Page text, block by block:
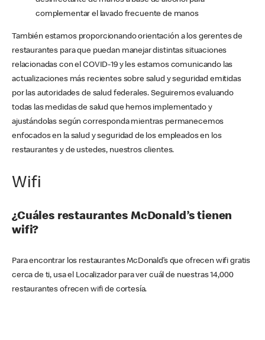
complementar el lavado frecuente de manos
También estamos proporcionando orientación a los gerentes de
restaurantes para que puedan manejar distintas situaciones
relacionadas con el COVID-19 y les estamos comunicando las
actualizaciones más recientes sobre salud y seguridad emitidas
por las autoridades de salud federales. Seguiremos evaluando
todas las medidas de salud que hemos implementado y
ajustándolas según corresponda mientras permanecemos
enfocados en la salud y seguridad de los empleados en los
restaurantes y de ustedes, nuestros clientes.
Wifi
¿Cuáles restaurantes McDonald’s tienen
wifi?
Para encontrar los restaurantes McDonald’s que ofrecen wifi gratis
cerca de ti, usa el Localizador para ver cuál de nuestras 14,000
restaurantes ofrecen wifi de cortesía.